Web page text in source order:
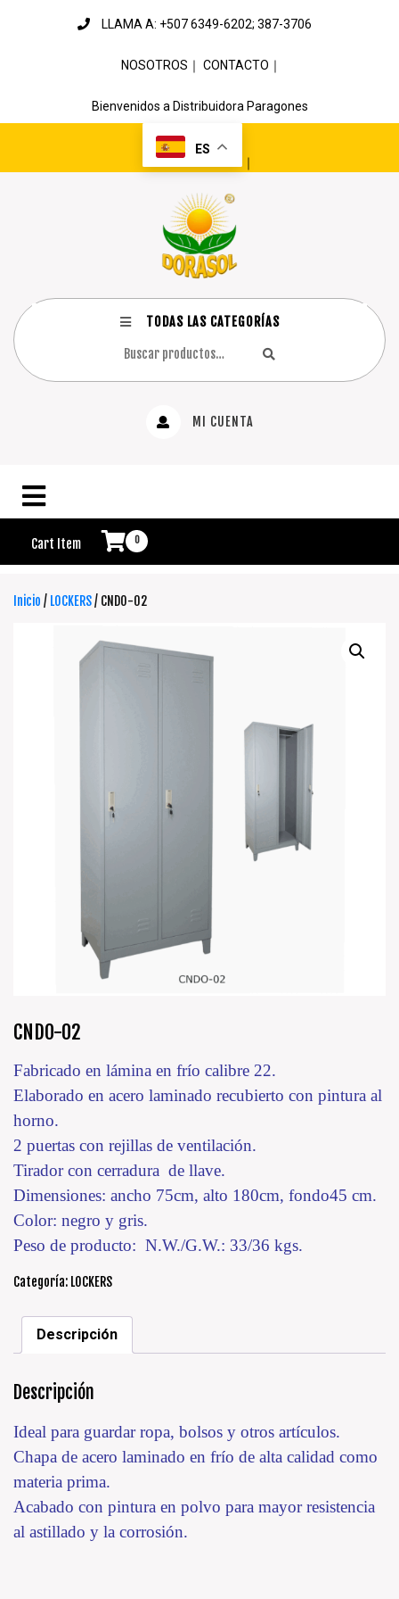
LLAMA A: +507 6349-6202; 387-3706
NOSOTROS ｜ CONTACTO ｜
Bienvenidos a Distribuidora Paragones
ES
｜
TODAS LAS CATEGORÍAS
MI CUENTA
Cart Item 0
Inicio / LOCKERS/ CNDO-02
CNDO-02
Fabricado en lámina en frío calibre 22.
Elaborado en acero laminado recubierto con pintura al
horno.
2 puertas con rejillas de ventilación.
Tirador con cerradura de llave.
Dimensiones: ancho 75cm, alto 180cm, fondo45 cm.
Color: negro y gris.
Peso de producto: N.W./G.W.: 33/36 kgs.
Categoría: LOCKERS
Descripción
Descripción
Ideal para guardar ropa, bolsos y otros artículos.
Chapa de acero laminado en frío de alta calidad como
materia prima.
Acabado con pintura en polvo para mayor resistencia
al astillado y la corrosión.